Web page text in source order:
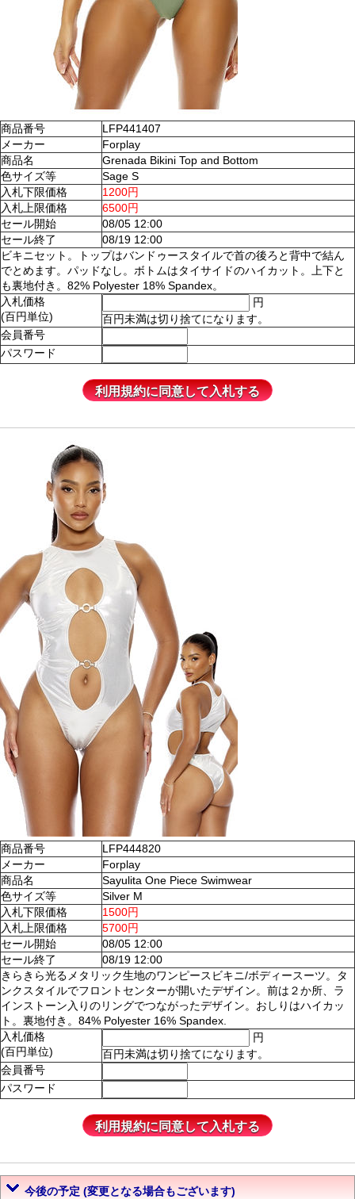
商品番号
LFP441407
メーカー
Forplay
商品名
Grenada Bikini Top and Bottom
色サイズ等
Sage S
入札下限価格
1200円
入札上限価格
6500円
セール開始
08/05 12:00
セール終了
08/19 12:00
ビキニセット。トップはバンドゥースタイルで首の後ろと背中で結ん
でとめます。パッドなし。ボトムはタイサイドのハイカット。上下と
も裏地付き。82% Polyester 18% Spandex。
入札価格
(百円単位)
円
百円未満は切り捨てになります。
会員番号
パスワード
商品番号
LFP444820
メーカー
Forplay
商品名
Sayulita One Piece Swimwear
色サイズ等
Silver M
入札下限価格
1500円
入札上限価格
5700円
セール開始
08/05 12:00
セール終了
08/19 12:00
きらきら光るメタリック生地のワンピースビキニ/ボディースーツ。タ
ンクスタイルでフロントセンターが開いたデザイン。前は２か所、ラ
インストーン入りのリングでつながったデザイン。おしりはハイカッ
ト。裏地付き。84% Polyester 16% Spandex.
入札価格
(百円単位)
円
百円未満は切り捨てになります。
会員番号
パスワード
今後の予定 (変更となる場合もございます)